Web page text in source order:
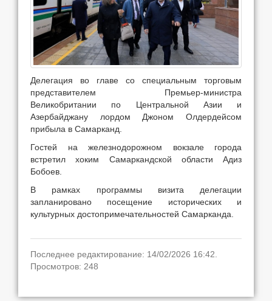
Делегация во главе со специальным торговым
представителем Премьер-министра
Великобритании по Центральной Азии и
Азербайджану лордом Джоном Олдердейсом
прибыла в Самарканд.
Гостей на железнодорожном вокзале города
встретил хоким Самаркандской области Адиз
Бобоев.
В рамках программы визита делегации
запланировано посещение исторических и
культурных достопримечательностей Самарканда.
Последнее редактирование: 14/02/2026 16:42.
Просмотров: 248